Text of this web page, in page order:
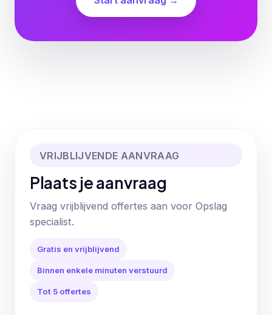
VRIJBLIJVENDE AANVRAAG
Plaats je aanvraag
Vraag vrijblijvend offertes aan voor Opslag
specialist.
Gratis en vrijblijvend
Binnen enkele minuten verstuurd
Tot 5 offertes